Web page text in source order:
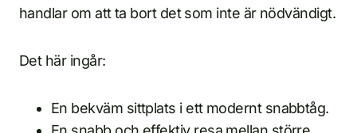
handlar om att ta bort det som inte är nödvändigt.
Det här ingår:
En bekväm sittplats i ett modernt snabbtåg.